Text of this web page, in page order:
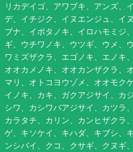
リカデイゴ、アワブキ、アンズ、
デ、イチジク、イヌエンジュ、イ
ブナ、イボタノキ、イロハモミジ
ギ、ウチワノキ、ウツギ、ウメ、
ワミズザクラ、エゴノキ、エノキ
オオカメノキ、オオカンザクラ、
マリ、オトコヨウゾメ、オオモク
イノキ、カキ、ガクアジサイ、カ
シワ、カシワバアジサイ、カツラ
カラタチ、カリン、カンヒザクラ
ゲ、キソケイ、キハダ、キブシ、
ンシバイ、クコ、クサギ、クヌギ